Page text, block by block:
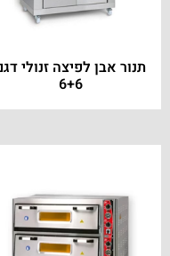
תנור אבן לפיצה זנולי דגם
6+6